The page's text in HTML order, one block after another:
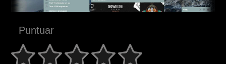
Puntuar